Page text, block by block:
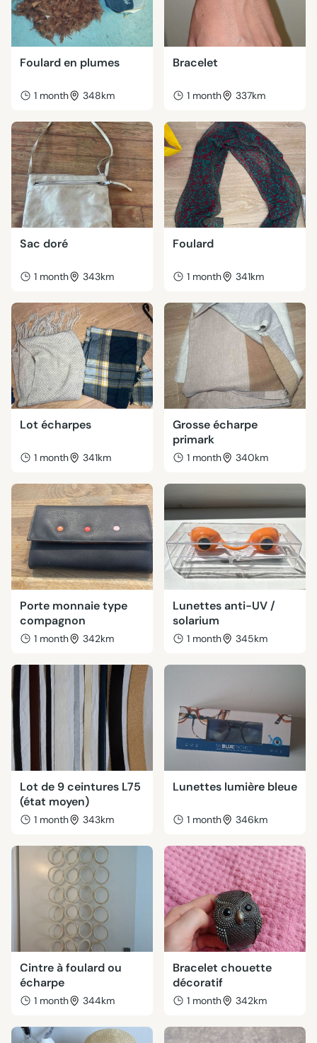
Foulard en plumes
1 month 348km
Bracelet
1 month 337km
Sac doré
1 month 343km
Foulard
1 month 341km
Lot écharpes
1 month 341km
Grosse écharpe
primark
1 month 340km
Porte monnaie type
compagnon
1 month 342km
Lunettes anti-UV /
solarium
1 month 345km
Lot de 9 ceintures L75
(état moyen)
1 month 343km
Lunettes lumière bleue
1 month 346km
Cintre à foulard ou
écharpe
1 month 344km
Bracelet chouette
décoratif
1 month 342km